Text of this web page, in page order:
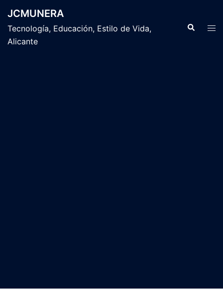
contenido
JCMUNERA
Tecnología, Educación, Estilo de Vida,
Alicante
Buscar